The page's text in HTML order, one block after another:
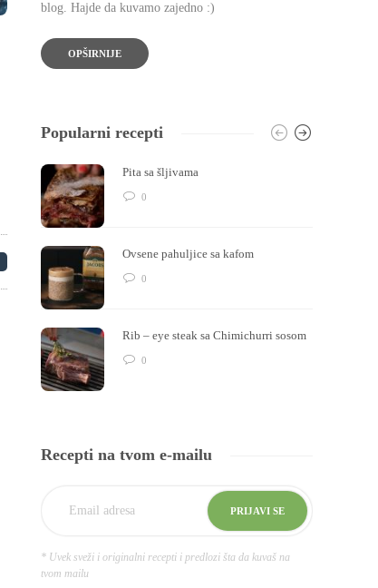
blog. Hajde da kuvamo zajedno :)
OPŠIRNIJE
Popularni recepti
Pita sa šljivama
0
Ovsene pahuljice sa kafom
0
Rib – eye steak sa Chimichurri sosom
0
Recepti na tvom e-mailu
* Uvek sveži i originalni recepti i predlozi šta da kuvaš na
tvom mailu